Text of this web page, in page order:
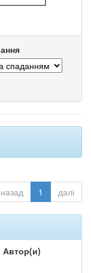
назад 1 далі
Автор(и)